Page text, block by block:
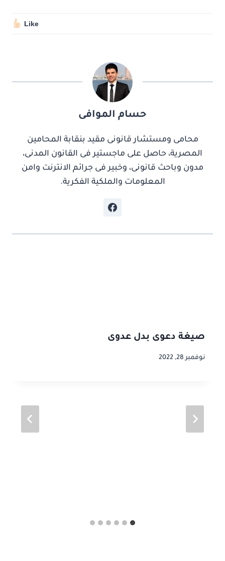
Like
حسام الموافى
محامى ومستشار قانونى مقيد بنقابة المحامين
المصرية، حاصل على ماجستير فى القانون المدنى،
مدون وباحث قانونى، وخبير فى جرائم الانترنت وامن
المعلومات والملكية الفكرية.
صيغة دعوى بدل عدوى
نوفمبر 28, 2022